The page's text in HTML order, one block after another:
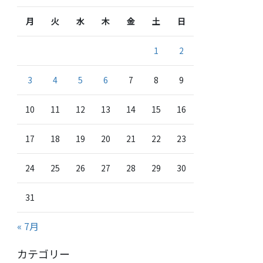
月 火 水 木 金 土 日
1 2
3 4 5 6 7 8 9
10 11 12 13 14 15 16
17 18 19 20 21 22 23
24 25 26 27 28 29 30
31
« 7月
カテゴリー